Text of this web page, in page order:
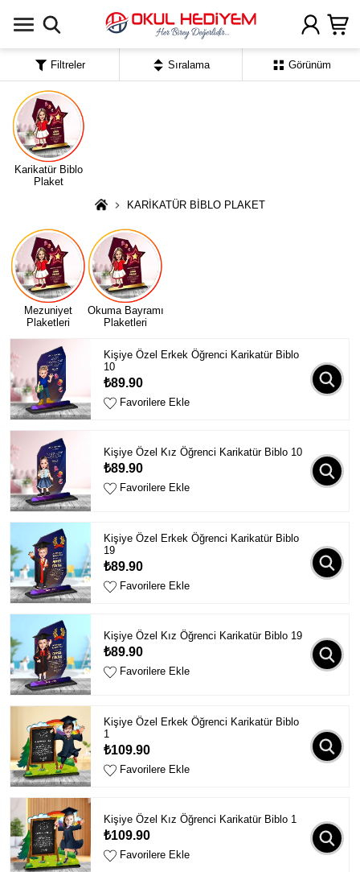
Karikatür Biblo
Plaket
KARİKATÜR BİBLO PLAKET
Mezuniyet
Plaketleri
Okuma Bayramı
Plaketleri
Kişiye Özel Erkek Öğrenci Karikatür Biblo
10
₺89.90
Favorilere Ekle
Kişiye Özel Kız Öğrenci Karikatür Biblo 10
₺89.90
Favorilere Ekle
Kişiye Özel Erkek Öğrenci Karikatür Biblo
19
₺89.90
Favorilere Ekle
Kişiye Özel Kız Öğrenci Karikatür Biblo 19
₺89.90
Favorilere Ekle
Kişiye Özel Erkek Öğrenci Karikatür Biblo
1
₺109.90
Favorilere Ekle
Kişiye Özel Kız Öğrenci Karikatür Biblo 1
₺109.90
Favorilere Ekle
Filtreler Sıralama Görünüm
Uygulamada Aç